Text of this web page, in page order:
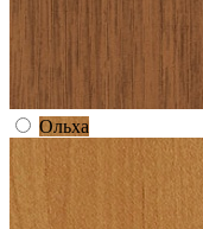
Ольха